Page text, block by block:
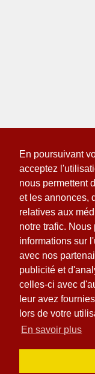
En poursuivant
acceptez
nous permettent
et les annonces,
relatives aux
notre trafic.
informations sur
avec nos
publicité et
celles-ci avec
leur avez
lors de votre
En savoir plus